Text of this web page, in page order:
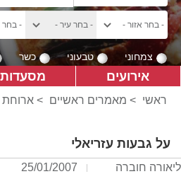
צמחוני טבעוני כשר
אירועים מסעדות
ראשי > מאמרים ראשיים >
על גבעות עזריאלי
ליאורה חוברה 25/01/2007